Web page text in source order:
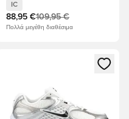
IC
88,95 €109,95 €
Πολλά μεγέθη διαθέσιμα
ή να εγγραφείτε ως
Ανοίγει ένα Modal για να